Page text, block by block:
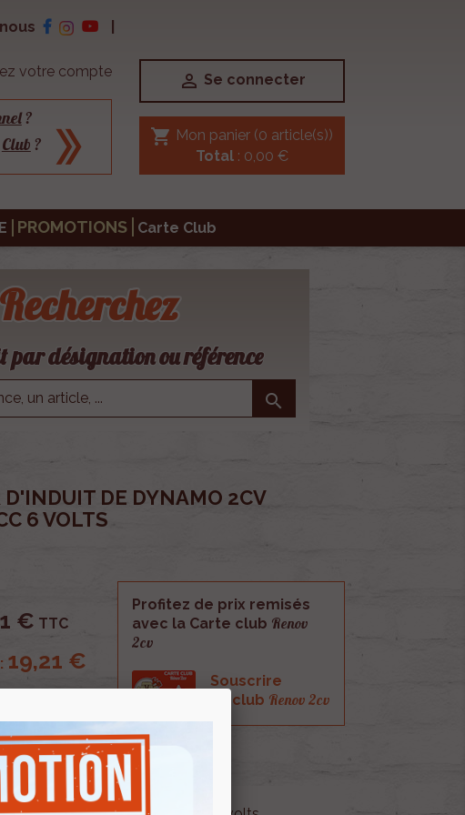
votre compte
?
Club ?
 Se connecter
shopping_cart Mon panier (0 article(s))
Total: 0,00 €
PROMOTIONS Carte Club
Recherchez
par désignation ou référence

D'INDUIT DE DYNAMO 2CV
6 VOLTS
€ TTC
: 19,21 €
Profitez de prix remisés
avec la Carte club Renov
2cv
Souscrire
au club Renov 2cv